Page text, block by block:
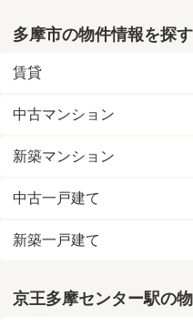
多摩市の物件情報を探す
賃貸
中古マンション
新築マンション
中古一戸建て
新築一戸建て
京王多摩センター駅の